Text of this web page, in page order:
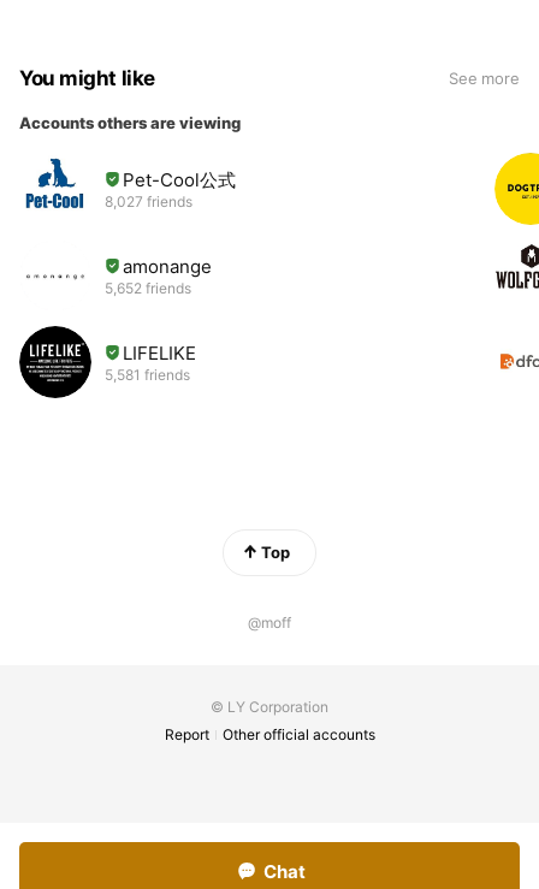
You might like See more
Accounts others are viewing
Pet-Cool公式
8,027 friends
amonange
5,652 friends
LIFELIKE
5,581 friends
Top
@moff
© LY Corporation
Report
Other official accounts
Chat